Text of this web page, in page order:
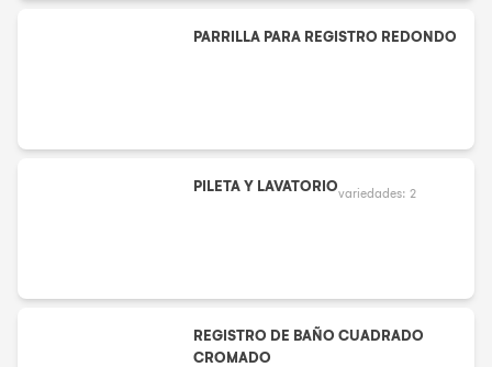
PARRILLA PARA REGISTRO REDONDO
PILETA Y LAVATORIOvariedades: 2
REGISTRO DE BAÑO CUADRADO
CROMADO